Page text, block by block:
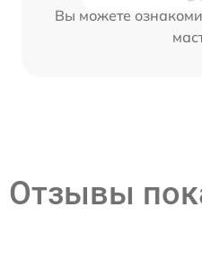
Вы можете
Отзывы